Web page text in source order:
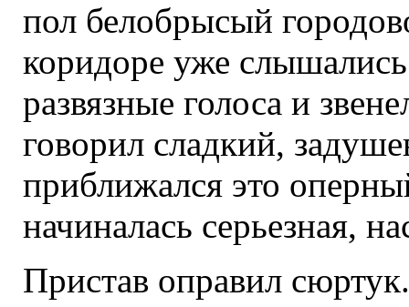
пол белобрысый
коридоре уже
развязные голоса и
говорил сладкий,
приближался это
начиналась серьезная,
Пристав оправил сюртук.